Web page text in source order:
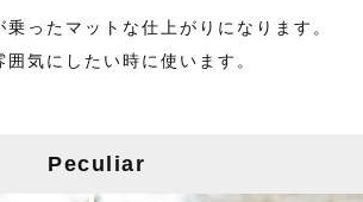
ったマットな仕上がりになります。
気にしたい時に使います。
Peculiar